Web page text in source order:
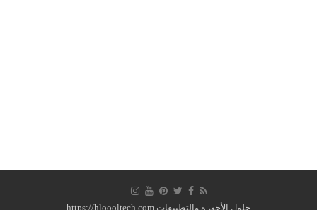
حلول الأجهزة والتطبيقات https://hloooltech.com